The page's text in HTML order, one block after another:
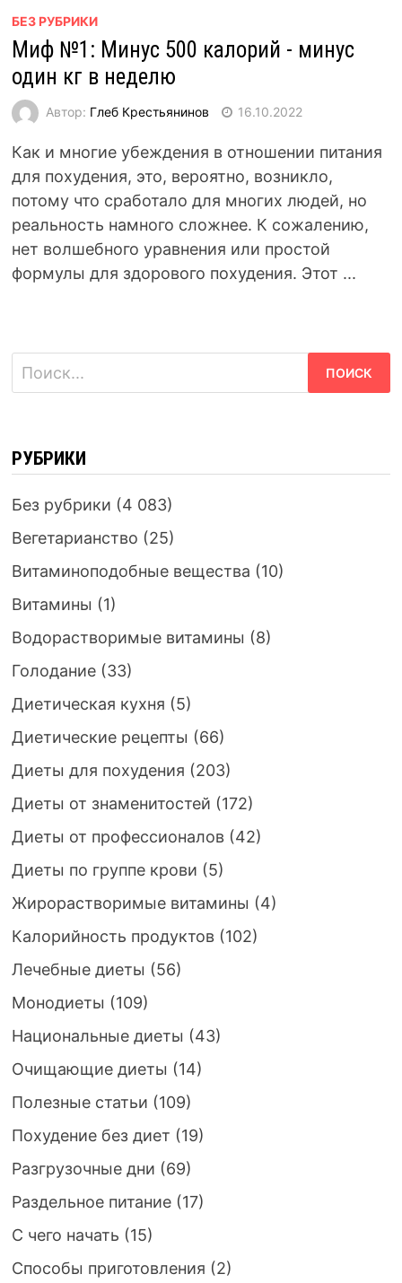
БЕЗ РУБРИКИ
Миф №1: Минус 500 калорий - минус
один кг в неделю
Автор: Глеб Крестьянинов 16.10.2022
Как и многие убеждения в отношении питания
для похудения, это, вероятно, возникло,
потому что сработало для многих людей, но
реальность намного сложнее. К сожалению,
нет волшебного уравнения или простой
формулы для здорового похудения. Этот ...
Найти:
РУБРИКИ
Без рубрики (4 083)
Вегетарианство (25)
Витаминоподобные вещества (10)
Витамины (1)
Водорастворимые витамины (8)
Голодание(33)
Диетическая кухня (5)
Диетические рецепты (66)
Диеты для похудения (203)
Диеты от знаменитостей (172)
Диеты от профессионалов(42)
Диеты по группе крови (5)
Жирорастворимые витамины (4)
Калорийность продуктов(102)
Лечебные диеты (56)
Монодиеты (109)
Национальные диеты (43)
Очищающие диеты (14)
Полезные статьи (109)
Похудение без диет (19)
Разгрузочные дни (69)
Раздельное питание(17)
С чего начать (15)
Способы приготовления (2)